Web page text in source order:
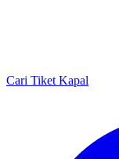
Cari Tiket Kapal